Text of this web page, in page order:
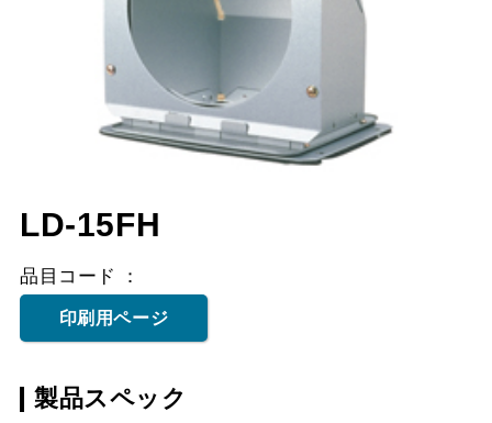
LD-15FH
品目コード
印刷用ページ
製品スペック